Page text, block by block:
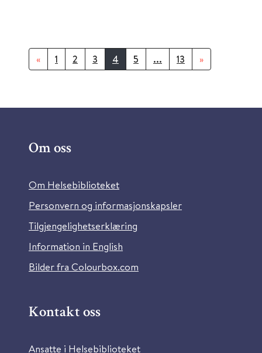
« 1 2 3 4 5 ... 13 »
Om oss
Om Helsebiblioteket
Personvern og informasjonskapsler
Tilgjengelighetserklæring
Information in English
Bilder fra Colourbox.com
Kontakt oss
Ansatte i Helsebiblioteket